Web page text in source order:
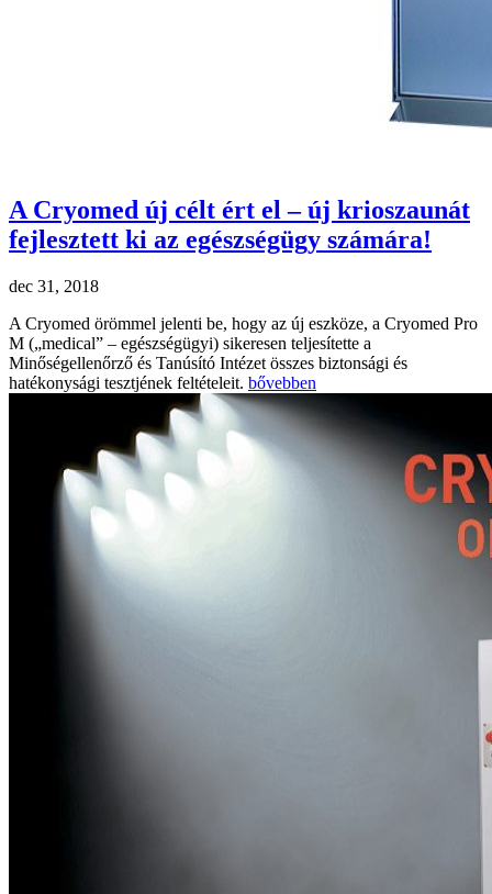
A Cryomed új célt ért el – új krioszaunát
fejlesztett ki az egészségügy számára!
dec 31, 2018
A Cryomed örömmel jelenti be, hogy az új eszköze, a Cryomed Pro
M („medical” – egészségügyi) sikeresen teljesítette a
Minőségellenőrző és Tanúsító Intézet összes biztonsági és
hatékonysági tesztjének feltételeit. bővebben